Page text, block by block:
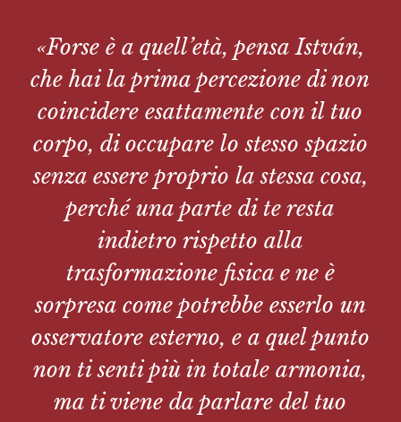
«Forse è a quell’età, pensa István,
che hai la prima percezione di non
coincidere esattamente con il tuo
corpo, di occupare lo stesso spazio
senza essere proprio la stessa cosa,
perché una parte di te resta
indietro rispetto alla
trasformazione fisica e ne è
sorpresa come potrebbe esserlo un
osservatore esterno, e a quel punto
non ti senti più in totale armonia,
ma ti viene da parlare del tuo